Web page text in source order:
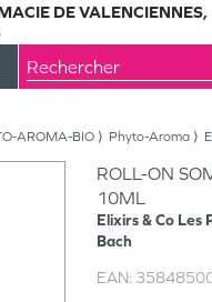
DE VALENCIENNES,
AROMA-BIO Phyto-Aroma
ROLL-ON
10ML
Elixirs & Co Les
Bach
EAN: